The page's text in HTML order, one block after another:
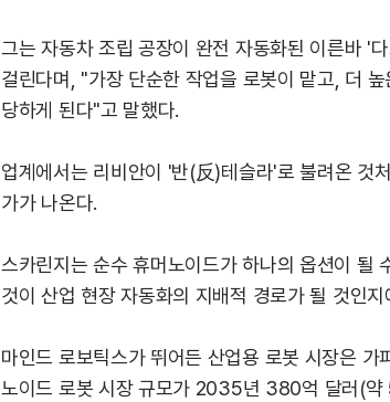
그는 자동차 조립 공장이 완전 자동화된 이른바 '
걸린다며, "가장 단순한 작업을 로봇이 맡고, 더
당하게 된다"고 말했다.
업계에서는 리비안이 '반(反)테슬라'로 불려온 것
가가 나온다.
스카린지는 순수 휴머노이드가 하나의 옵션이 될
것이 산업 현장 자동화의 지배적 경로가 될 것인
마인드 로보틱스가 뛰어든 산업용 로봇 시장은
노이드 로봇 시장 규모가 2035년 380억 달러(약